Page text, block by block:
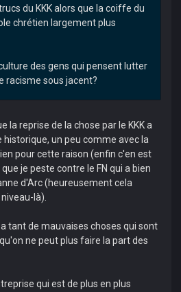
du KKK alors que la coiffe du
chrétien largement plus
des gens qui pensent lutter
racisme sous jacent?
la reprise de la chose par le KKK a
historique, un peu comme avec la
pour cette raison (enfin c'en est
je peste contre le FN qui a bien
d'Arc (heureusement cela
là).
tant de mauvaises choses qui sont
ne peut plus faire la part des
qui est de plus en plus